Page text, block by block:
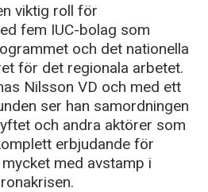
viktig roll för
fem IUC-bolag som
och det nationella
för det regionala arbetet.
Nilsson VD och med ett
ser han samordningen
och andra aktörer som
erbjudande för
med avstamp i